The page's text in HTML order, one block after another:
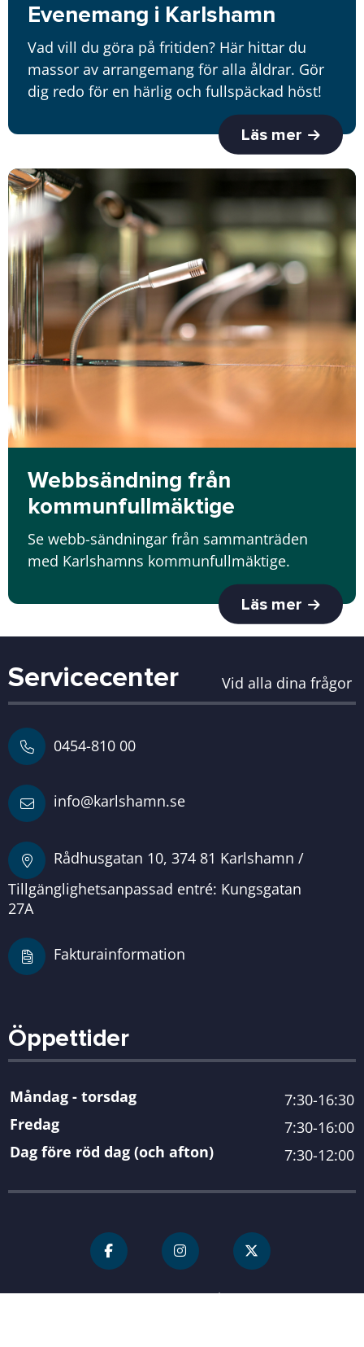
Evenemang i Karlshamn
Vad vill du göra på fritiden? Här hittar du
massor av arrangemang för alla åldrar. Gör
dig redo för en härlig och fullspäckad höst!
Läs mer
Webbsändning från
kommunfullmäktige
Se webb-sändningar från sammanträden
med Karlshamns kommunfullmäktige.
Läs mer
Servicecenter Vid alla dina frågor
0454-810 00
info@karlshamn.se
Rådhusgatan 10, 374 81 Karlshamn /
Tillgänglighetsanpassad entré: Kungsgatan
27A
Fakturainformation
Öppettider
Måndag - torsdag
7:30-16:30
Fredag
7:30-16:00
Dag före röd dag (och afton)
7:30-12:00
För personal